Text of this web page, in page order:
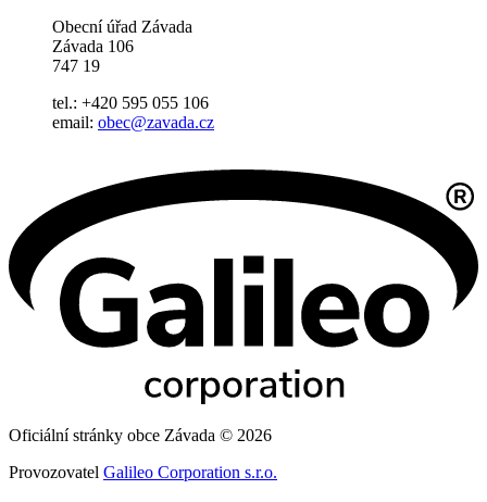
Obecní úřad Závada
Závada 106
747 19
tel.: +420 595 055 106
email: obec@zavada.cz
Oficiální stránky obce Závada © 2026
Provozovatel Galileo Corporation s.r.o.